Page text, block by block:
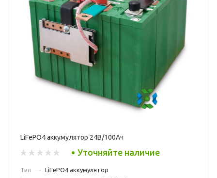
LiFePO4 аккумулятор 24В/100Ач
Уточняйте наличие
Тип — LiFePO4 аккумулятор